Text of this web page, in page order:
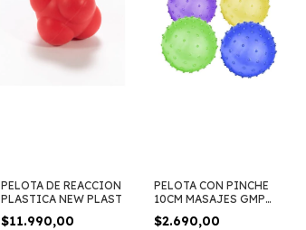
PELOTA DE REACCION
PLASTICA NEW PLAST
$11.990,00
PELOTA CON PINCHE
10CM MASAJES GMP
INFLA
$2.690,00